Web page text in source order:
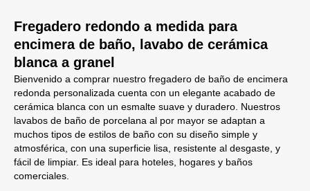
Fregadero redondo a medida para
encimera de baño, lavabo de cerámica
blanca a granel
Bienvenido a comprar nuestro fregadero de baño de encimera
redonda personalizada cuenta con un elegante acabado de
cerámica blanca con un esmalte suave y duradero. Nuestros
lavabos de baño de porcelana al por mayor se adaptan a
muchos tipos de estilos de baño con su diseño simple y
atmosférica, con una superficie lisa, resistente al desgaste, y
fácil de limpiar. Es ideal para hoteles, hogares y baños
comerciales.